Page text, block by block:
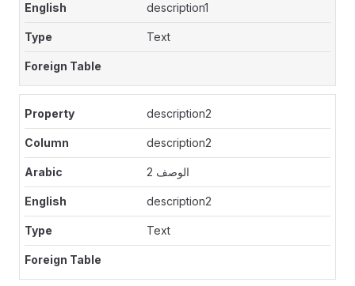
description1
Text
description2
description2
الوصف 2
description2
Text